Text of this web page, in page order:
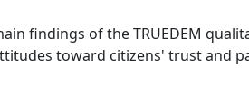
findings of the TRUEDEM
toward citizens' trust and